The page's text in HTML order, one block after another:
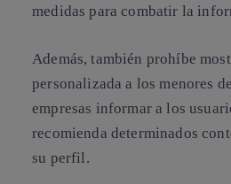
medidas para combatir la
Además, también prohíbe
personalizada a los menores
empresas informar a los
recomienda determinados
su perfil.